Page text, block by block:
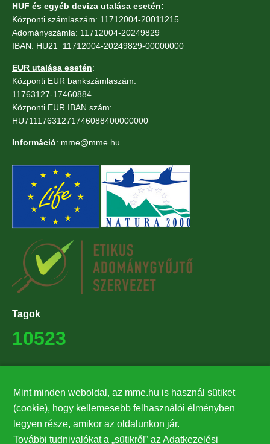
HUF és egyéb deviza utalása esetén:
Központi számlaszám: 11712004-20011215
Adományszámla: 11712004-20249829
IBAN: HU21 11712004-20249829-00000000
EUR utalása esetén:
Központi EUR bankszámlaszám:
11763127-17460884
Központi EUR IBAN szám:
HU71117631271746088400000000
Információ: mme@mme.hu
Tagok
10523
27224
Hírlevél feliratkozás
Mint minden weboldal, az mme.hu is használ sütiket
(cookie), hogy kellemesebb felhasználói élményben
legyen része, amikor az oldalunkon jár.
További tudnivalókat a „sütikről” az Adatkezelési